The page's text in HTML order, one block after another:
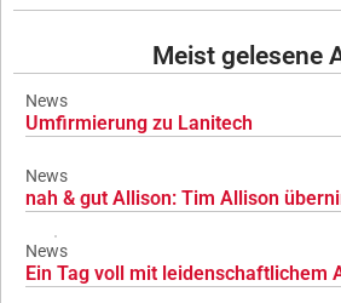
Meist gelesene
News
Umfirmierung zu Lanitech
News
nah & gut Allison: Tim Allison
News
Ein Tag voll mit leidenschaftlichem